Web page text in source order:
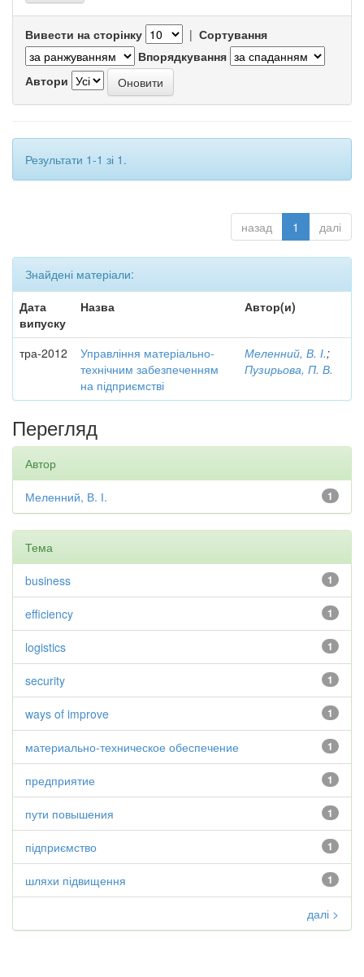
Вивести на сторінку | Сортування
Впорядкування
Автори
Результати 1-1 зі 1.
назад 1 далі
Знайдені матеріали:
Дата
випуску
Назва Автор(и)
тра-2012
Управління матеріально-
технічним забезпеченням
на підприємстві
Меленний, В. І.;
Пузирьова, П. В.
Перегляд
Автор
1
Меленний, В. І.
Тема
1
business
1
efficiency
1
logistics
1
security
1
ways of improve
1
материально-техническое обеспечение
1
предприятие
1
пути повышения
1
підприємство
1
шляхи підвищення
далі >